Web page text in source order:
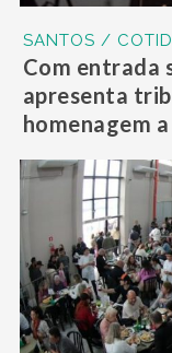
SANTOS /
Com entrada
apresenta
homenagem